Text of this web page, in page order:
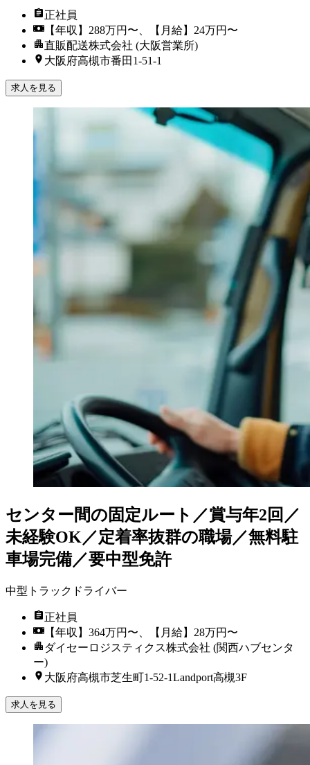
正社員
【年収】288万円〜、【月給】24万円〜
直販配送株式会社 (大阪営業所)
大阪府高槻市番田1-51-1
求人を見る
センター間の固定ルート／賞与年2回／
未経験OK／定着率抜群の職場／無料駐
車場完備／要中型免許
中型トラックドライバー
正社員
【年収】364万円〜、【月給】28万円〜
ダイセーロジスティクス株式会社 (関西ハブセンタ
ー)
大阪府高槻市芝生町1-52-1Landport高槻3F
求人を見る